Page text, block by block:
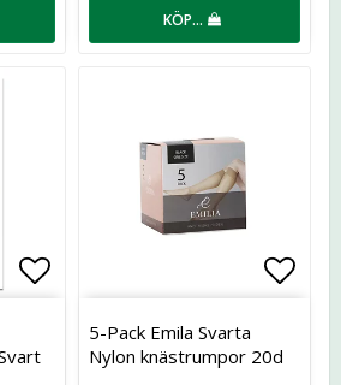
KÖP…
Lägg till i favoritlistan
5-Pack Emila Svarta
Nylon knästrumpor 20d